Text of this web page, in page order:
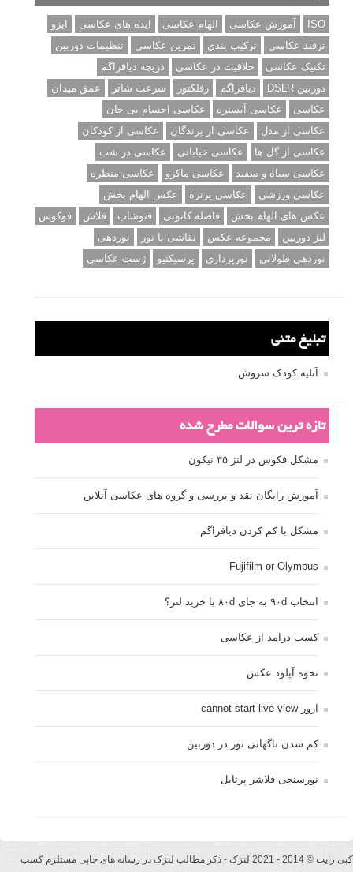
ISO آموزش عکاسی الهام عکاسی ایده های عکاسی
ایزو
ترفند عکاسی
ترکیب بندی تمرین عکاسی
تنظیمات دوربین
تکنیک عکاسی
خلاقیت در عکاسی
دریچه دیافراگم
دوربین DSLR
دیافراگم رفلکتور سرعت شاتر
عمق میدان
عکاسی
عکاسی آبستره
عکاسی اجسام بی جان
عکاسی از مدل
عکاسی از پرندگان
عکاسی از کودکان
عکاسی از گل ها
عکاسی خیابانی
عکاسی در شب
عکاسی سیاه و سفید
عکاسی ماکرو
عکاسی منظره
عکاسی ورزشی
عکاسی پرتره
عکس الهام بخش
عکس های الهام بخش
فاصله کانونی فتوشاپ فلاش
فوکوس
لنز دوربین
مجموعه عکس نقاشی با نور
نوردهی
نوردهی طولانی
نورپردازی پرسپکتیو ژست عکاسی
تبلیغ متنی
آتلیه کودک سروش
تازه ترین سوالات مطرح شده
مشکل فکوس در لنز ۳۵ نیکون
آموزش رایگان نقد و بررسی و گروه های عکاسی آنلاین
مشکل با کم کردن دیافراگم
Fujifilm or Olympus
انتخاب ۹۰d به جای ۸۰d یا خرید لنز؟
کسب درامد از عکاسی
نحوه آپلود عکس
ارور cannot start live view
کم شدن ناگهانی نور در دوربین
نورسنجی فلاشر پرتابل
کپی رایت © 2014 - 2021 لنزک - ذکر مطالب لنزک در رسانه های چاپی مستلزم کسب